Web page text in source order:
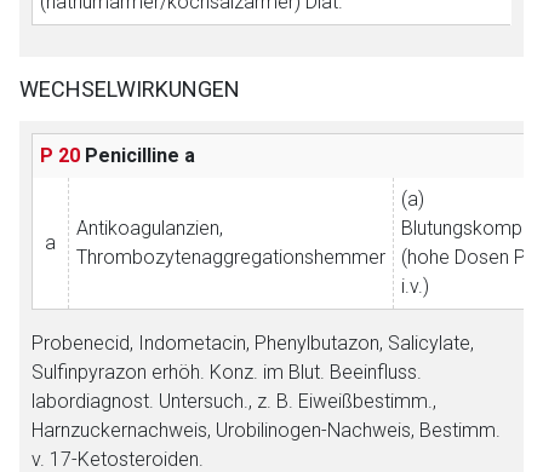
WECHSELWIRKUNGEN
P 20 Penicilline a
a
Antikoagulanzien,
Thrombozytenaggregationshemmer
(a)
(hohe Dosen
i.v.)
Probenecid, Indometacin, Phenylbutazon, Salicylate,
Sulfinpyrazon erhöh. Konz. im Blut. Beeinfluss.
labordiagnost. Untersuch., z. B. Eiweißbestimm.,
Harnzuckernachweis, Urobilinogen-Nachweis, Bestimm.
v. 17-Ketosteroiden.
Aufruf einer externen Seite
Der von Ihnen aufgerufene Link öffnet eine externe Web-
Seite. Für die Inhalte der externen Web-Seite ist deren
Betreiber verantwortlich. Ebenso gelten dort ggf. andere
Datenschutzbestimmungen.
Zurück zur rote-liste.de Zur Seite